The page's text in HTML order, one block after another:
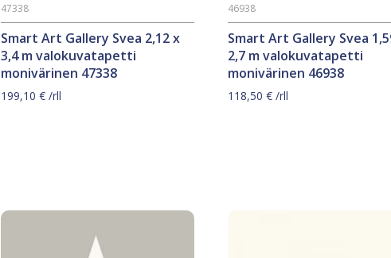
Smart Art Gallery Svea 2,12 x
3,4 m valokuvatapetti
monivärinen 47338
47338
199,10€ /rll
Smart Art Gallery Svea
2,7 m valokuvatapetti
monivärinen 46938
46938
118,50 €/rll